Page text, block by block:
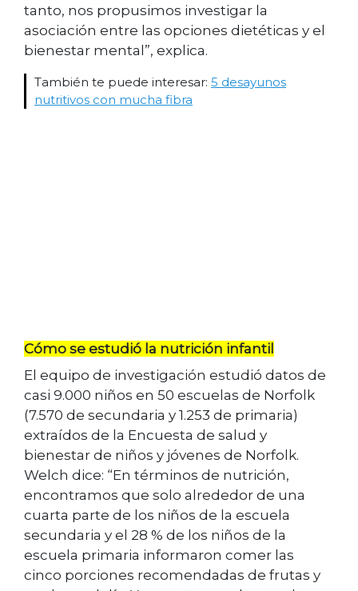
tanto, nos propusimos investigar la
asociación entre las opciones dietéticas y el
bienestar mental”, explica.
También te puede interesar: 5 desayunos
nutritivos con mucha fibra
Cómo se estudió la nutrición infantil
El equipo de investigación estudió datos de
casi 9.000 niños en 50 escuelas de Norfolk
(7.570 de secundaria y 1.253 de primaria)
extraídos de la Encuesta de salud y
bienestar de niños y jóvenes de Norfolk.
Welch dice: “En términos de nutrición,
encontramos que solo alrededor de una
cuarta parte de los niños de la escuela
secundaria y el 28 % de los niños de la
escuela primaria informaron comer las
cinco porciones recomendadas de frutas y